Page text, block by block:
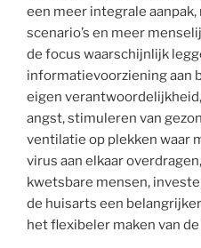
een meer integrale
scenario’s en meer
de focus waarschijnlijk
informatievoorziening aan
eigen
angst, stimuleren van
ventilatie op plekken waar
virus aan elkaar
kwetsbare mensen,
de huisarts een
het flexibeler maken van